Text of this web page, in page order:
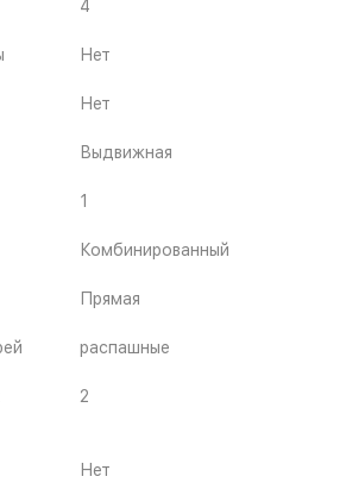
4
Нет
Нет
Выдвижная
1
Комбинированный
Прямая
распашные
2
Нет